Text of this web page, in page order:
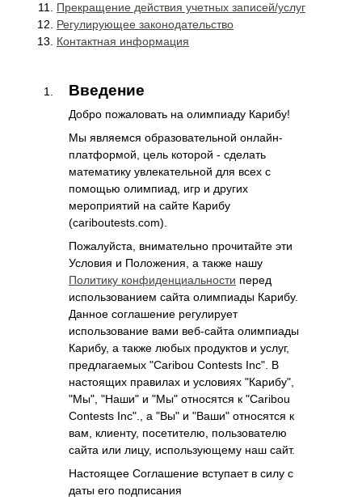
Прекращение действия учетных записей/услуг
Регулирующее законодательство
Контактная информация
Введение
Добро пожаловать на олимпиаду Карибу!
Мы являемся образовательной онлайн-
платформой, цель которой - сделать
математику увлекательной для всех с
помощью олимпиад, игр и других
мероприятий на сайте Карибу
(cariboutests.com).
Пожалуйста, внимательно прочитайте эти
Условия и Положения, а также нашу
Политику конфиденциальности перед
использованием сайта олимпиады Карибу.
Данное соглашение регулирует
использование вами веб-сайта олимпиады
Карибу, а также любых продуктов и услуг,
предлагаемых "Caribou Contests Inc". В
настоящих правилах и условиях "Карибу",
"Мы", "Наши" и "Мы" относятся к "Caribou
Contests Inc"., а "Вы" и "Ваши" относятся к
вам, клиенту, посетителю, пользователю
сайта или лицу, использующему наш сайт.
Настоящее Соглашение вступает в силу с
даты его подписания